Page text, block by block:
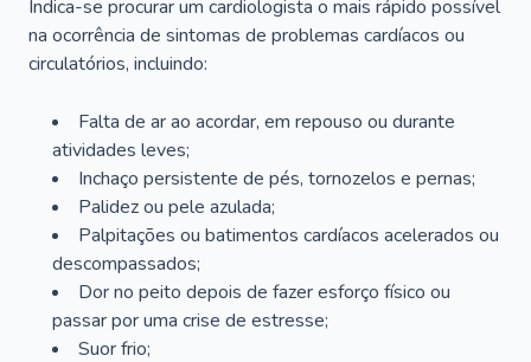
Indica-se procurar um cardiologista o mais rápido possível
na ocorrência de sintomas de problemas cardíacos ou
circulatórios, incluindo:
Falta de ar ao acordar, em repouso ou durante
atividades leves;
Inchaço persistente de pés, tornozelos e pernas;
Palidez ou pele azulada;
Palpitações ou batimentos cardíacos acelerados ou
descompassados;
Dor no peito depois de fazer esforço físico ou
passar por uma crise de estresse;
Suor frio;